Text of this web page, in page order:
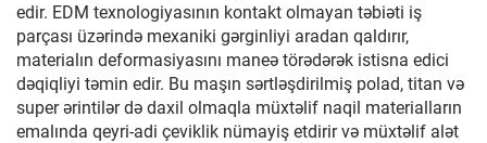
edir. EDM texnologiyasının kontakt olmayan təbiəti iş
parçası üzərində mexaniki gərginliyi aradan qaldırır,
materialın deformasiyasını maneə törədərək istisna edici
dəqiqliyi təmin edir. Bu maşın sərtləşdirilmiş polad, titan və
super ərintilər də daxil olmaqla müxtəlif naqil materialların
emalında qeyri-adi çeviklik nümayiş etdirir və müxtəlif alət